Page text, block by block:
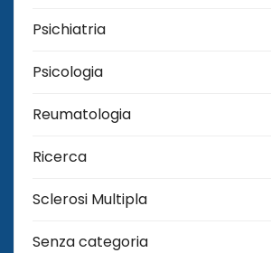
Psichiatria
Psicologia
Reumatologia
Ricerca
Sclerosi Multipla
Senza categoria